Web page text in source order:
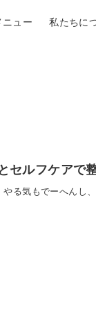
ニュー 私たちに
ルフケアで
る気もでーへんし